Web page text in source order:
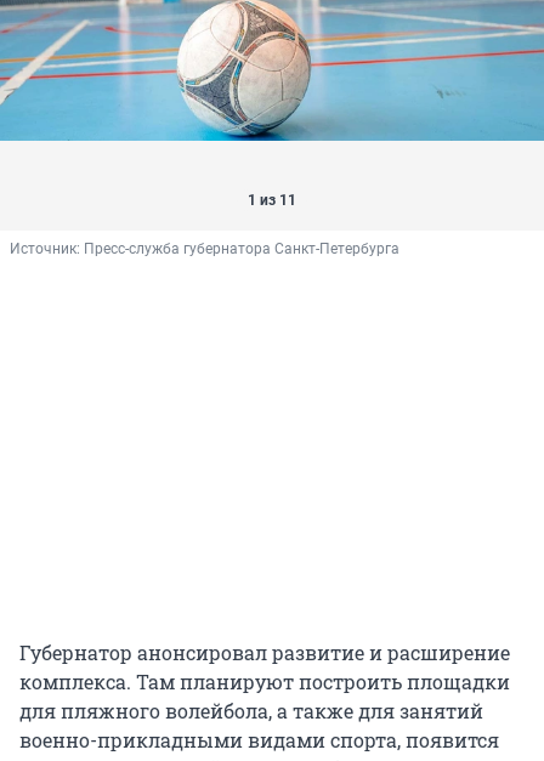
1 из 11
Источник: Пресс-служба губернатора Санкт-Петербурга
Губернатор анонсировал развитие и расширение
комплекса. Там планируют построить площадки
для пляжного волейбола, а также для занятий
военно-прикладными видами спорта, появится